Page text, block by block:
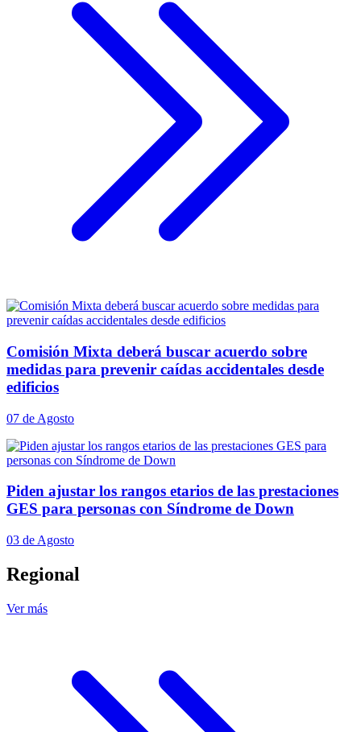
Comisión Mixta deberá buscar acuerdo sobre
medidas para prevenir caídas accidentales desde
edificios
07 de Agosto
Piden ajustar los rangos etarios de las prestaciones
GES para personas con Síndrome de Down
03 de Agosto
Regional
Ver más